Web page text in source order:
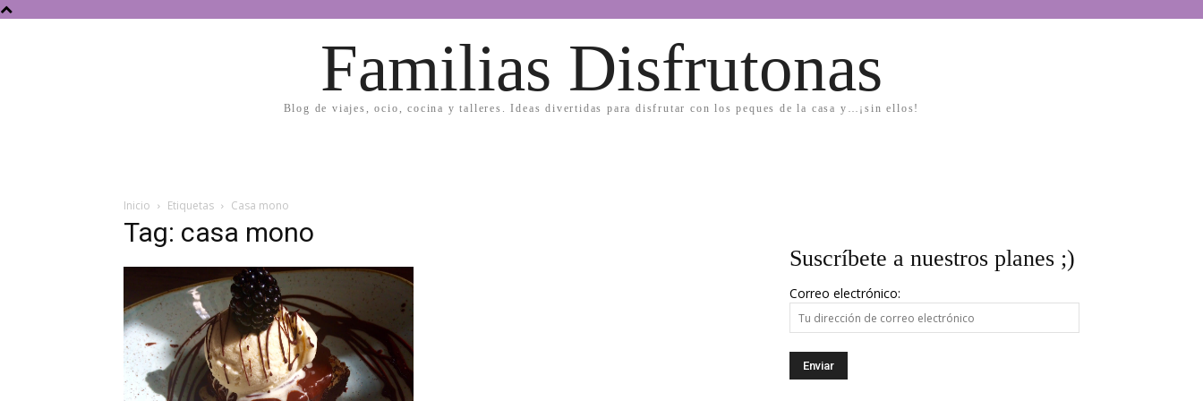
Familias Disfrutonas
Blog de viajes, ocio, cocina y talleres. Ideas divertidas para disfrutar con los peques de la casa y…¡sin ellos!
Inicio Etiquetas Casa mono
Tag: casa mono
Suscríbete a nuestros planes ;)
Correo electrónico: